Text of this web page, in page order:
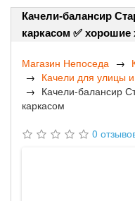
Качели-балансир
каркасом ✅ хорошие
Магазин Непоседа
Качели для улицы
Качели-балансир
каркасом
0